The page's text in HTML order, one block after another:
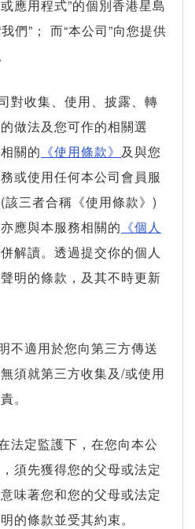
應用程式”的個別香港星島
們”； 而“本公司”向您提供
對收集、使用、披露、轉
做法及您可作的相關選
關的 《使用條款》 及與您
或使用任何本公司會員服
三者合稱《使用條款》)
應與本服務相關的 《個人
解讀。透過提交你的個人
明的條款，及其不時更新
不適用於您向第三方傳送
須就第三方收集及/或使用
。
法定監護下，在您向本公
須先獲得您的父母或法定
味著您和您的父母或法定
的條款並受其約束。